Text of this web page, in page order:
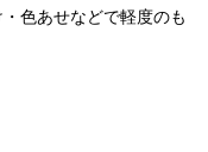
色あせなどで軽度のも